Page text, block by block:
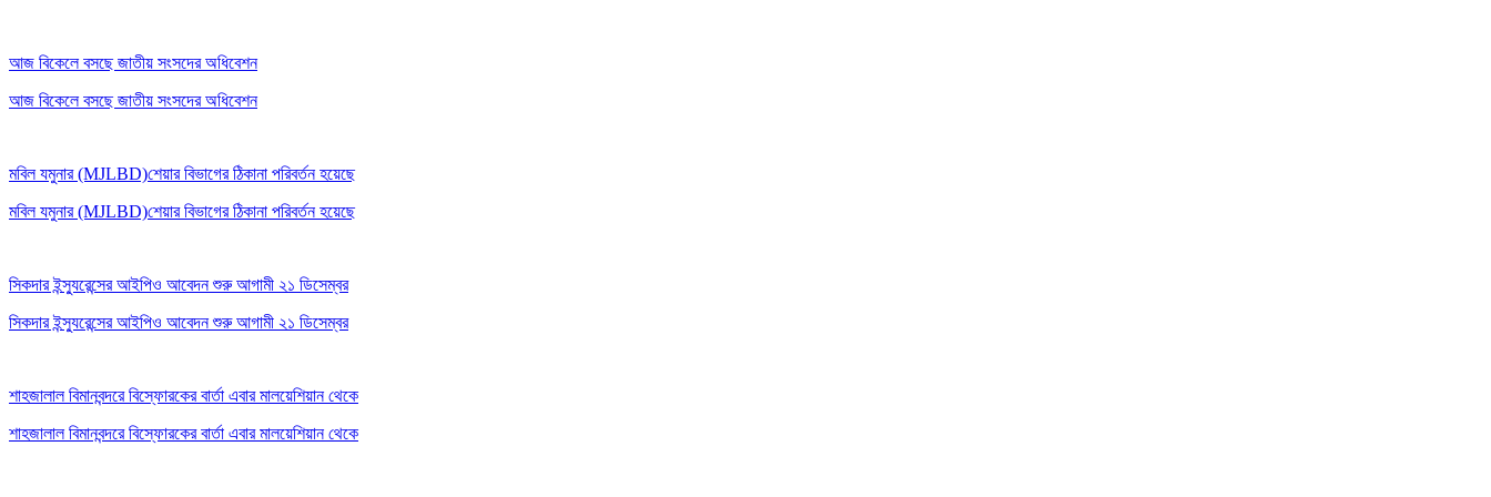
আজ বিকেলে বসছে জাতীয় সংসদের অধিবেশন
আজ বিকেলে বসছে জাতীয় সংসদের অধিবেশন
মবিল যমুনার (MJLBD)শেয়ার বিভাগের ঠিকানা পরিবর্তন হয়েছে
মবিল যমুনার (MJLBD)শেয়ার বিভাগের ঠিকানা পরিবর্তন হয়েছে
সিকদার ইন্স্যুরেন্সের আইপিও আবেদন শুরু আগামী ২১ ডিসেম্বর
সিকদার ইন্স্যুরেন্সের আইপিও আবেদন শুরু আগামী ২১ ডিসেম্বর
শাহজালাল বিমানবন্দরে বিস্ফোরকের বার্তা এবার মালয়েশিয়ান থেকে
শাহজালাল বিমানবন্দরে বিস্ফোরকের বার্তা এবার মালয়েশিয়ান থেকে